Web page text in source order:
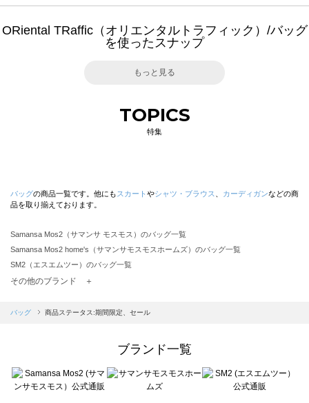
ORiental TRaffic（オリエンタルトラフィック）/バッグ
を使ったスナップ
もっと見る
TOPICS
特集
バッグの商品一覧です。他にも スカート やシャツ・ブラウス カーディガンなどの商
品を取り揃えております。
Samansa Mos2（サマンサ モスモス）のバッグ一覧
Samansa Mos2 home's（サマンサモスモスホームズ）のバッグ一覧
SM2（エスエムツー）のバッグ一覧
TSUHARU by Samansa Mos2（ツハルバイサマンサモスモス）のバッグ一覧
Samansa Mos2 blue（サマンサモスモス ブルー）のバッグ一覧
sō4ū（ソウフォーユー）のバッグ一覧
Te chichi（テチチ）のバッグ一覧
Te chichi CLASSIC（テチチ クラシック）のバッグ一覧
その他のブランド ＋
バッグ 商品ステータス:期間限定、セール
ブランド一覧